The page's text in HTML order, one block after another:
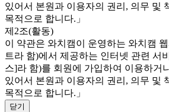
있어서 본원과 이용자의 권리, 의무 및
목적으로 합니다.」
제2조(활동)
이 약관은 와치캠이 운영하는 와치캠
트라 함)에서 제공하는 인터넷 관련 서
스]라 함)를 회원에 가입하여 이용하거
있어서 본원과 이용자의 권리, 의무 및
목적으로 합니다.」
닫기